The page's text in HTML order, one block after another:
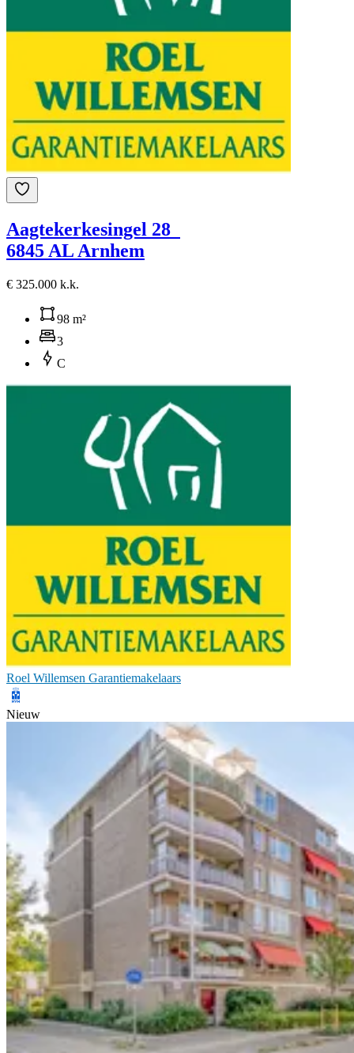
Aagtekerkesingel 28
6845 AL Arnhem
€ 325.000 k.k.
98 m²
3
C
Roel Willemsen Garantiemakelaars
Nieuw